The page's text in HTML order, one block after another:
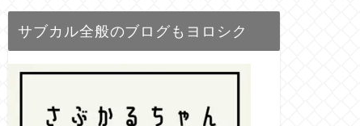
サブカル全般のブログもヨロシク